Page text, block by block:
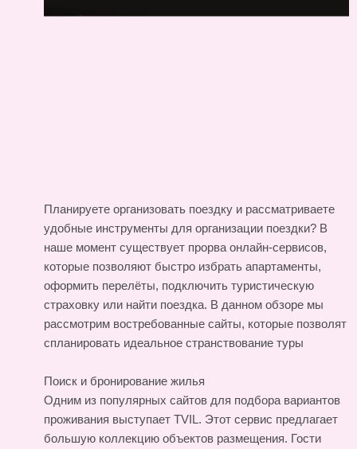
Планируете организовать поездку и рассматриваете
удобные инструменты для организации поездки? В
наше момент существует прорва онлайн-сервисов,
которые позволяют быстро избрать апартаменты,
оформить перелёты, подключить туристическую
страховку или найти поездка. В данном обзоре мы
рассмотрим востребованные сайты, которые позволят
спланировать идеальное странствование туры
Поиск и бронирование жилья
Одним из популярных сайтов для подбора вариантов
проживания выступает TVIL. Этот сервис предлагает
большую коллекцию объектов размещения. Гости